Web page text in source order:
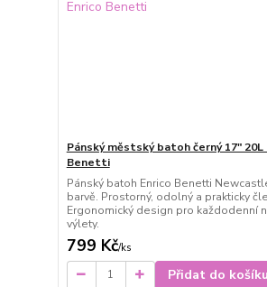
Pánský městský batoh černý 17" 20L
Benetti
Pánský batoh Enrico Benetti
barvě. Prostorný, odolný a prakticky
Ergonomický design pro každodenní
výlety.
799 Kč/ks
Přidat do košíku